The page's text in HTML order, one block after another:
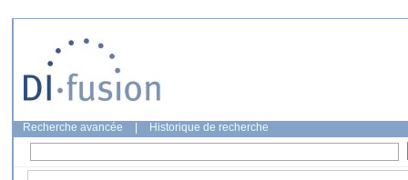
Recherche avancée Historique de recherche